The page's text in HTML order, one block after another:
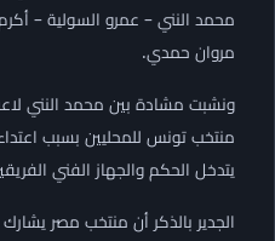
محمد النني – عمرو السولية –
مروان حمدي.
ونشبت مشادة بين محمد النني
منتخب تونس للمحليين بسبب
يتدخل الحكم والجهاز الفني
الجدير بالذكر أن منتخب مصر